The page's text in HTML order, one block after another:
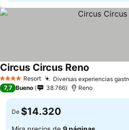
4 EstrellasResort Diversas experiencias
Circus Circus Reno
7,7 Bueno 38.766 Reno
De $14.320